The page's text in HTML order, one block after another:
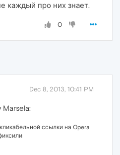
каждый про них знает.
0
Dec 8, 2013, 10:41 PM
Marsela:
ссылки на Opera